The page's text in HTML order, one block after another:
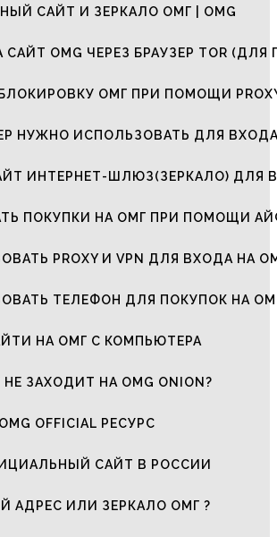
САЙТ И ЗЕРКАЛО ОМГ | OMG
OMG ЧЕРЕЗ БРАУЗЕР TOR (ДЛЯ
ОМГ ПРИ ПОМОЩИ
НУЖНО ИСПОЛЬЗОВАТЬ ДЛЯ
ИНТЕРНЕТ-ШЛЮЗ(ЗЕРКАЛО) ДЛЯ
ПОКУПКИ НА ОМГ ПРИ ПОМОЩИ
PROXY И VPN ДЛЯ ВХОДА НА
ТЕЛЕФОН ДЛЯ ПОКУПОК НА
НА ОМГ С КОМПЬЮТЕРА
ЗАХОДИТ НА OMG ONION?
OMG OFFICIAL РЕСУРС
САЙТ В РОССИИ
АДРЕС ИЛИ ЗЕРКАЛО ОМГ ?